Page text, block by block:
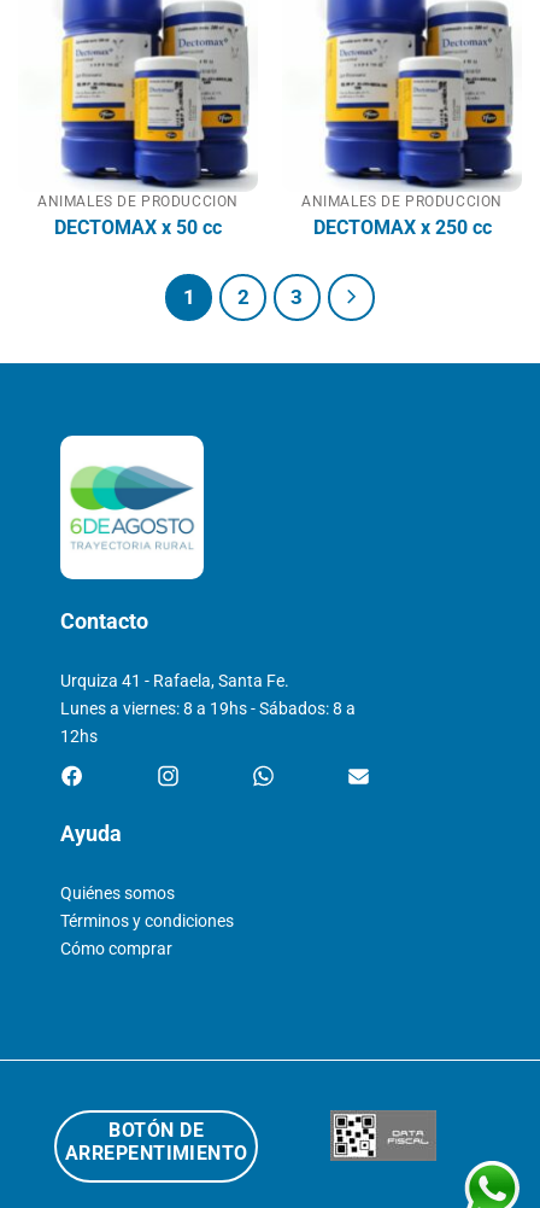
ANIMALES DE PRODUCCION
DECTOMAX x 50 cc
ANIMALES DE PRODUCCION
DECTOMAX x 250 cc
1 2 3
Contacto
Urquiza 41 - Rafaela, Santa Fe.
Lunes a viernes: 8 a 19hs - Sábados: 8 a
12hs
Ayuda
Quiénes somos
Términos y condiciones
Cómo comprar
BOTÓN DE
ARREPENTIMIENTO